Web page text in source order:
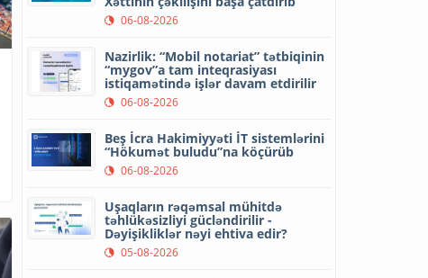
06-08-2026
Nazirlik: “Mobil notariat” tətbiqinin
“mygov”a tam inteqrasiyası
istiqamətində işlər davam etdirilir
06-08-2026
Beş İcra Hakimiyyəti İT sistemlərini
“Hökumət buludu”na köçürüb
06-08-2026
Uşaqların rəqəmsal mühitdə
təhlükəsizliyi gücləndirilir -
Dəyişikliklər nəyi ehtiva edir?
05-08-2026